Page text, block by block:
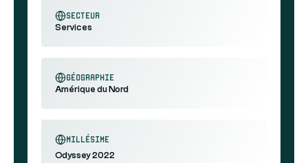
secteur
Services
géographie
Amérique du Nord
millésime
Odyssey 2022